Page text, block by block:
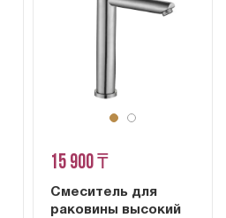
15 900 ₸
Смеситель для
раковины высокий